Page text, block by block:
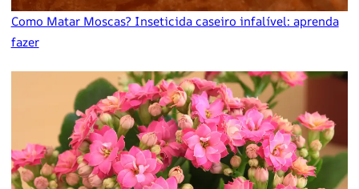
Como Matar Moscas? Inseticida caseiro infalível: aprenda
fazer